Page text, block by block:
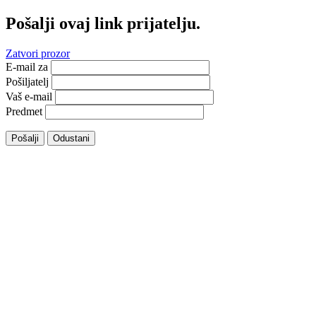
Pošalji ovaj link prijatelju.
Zatvori prozor
E-mail za
Pošiljatelj
Vaš e-mail
Predmet
Pošalji Odustani